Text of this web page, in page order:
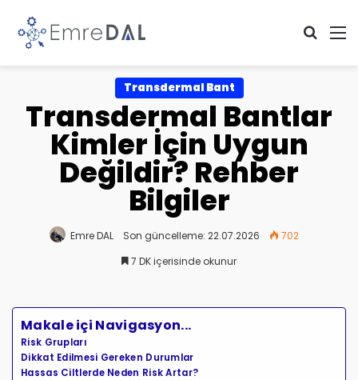
Transdermal Bant
Transdermal Bantlar
Kimler İçin Uygun
Değildir? Rehber
Bilgiler
Emre DAL Son güncelleme: 22.07.2026
702
7 DK içerisinde okunur
Makale içi Navigasyon...
Risk Grupları
Dikkat Edilmesi Gereken Durumlar
Hassas Ciltlerde Neden Risk Artar?